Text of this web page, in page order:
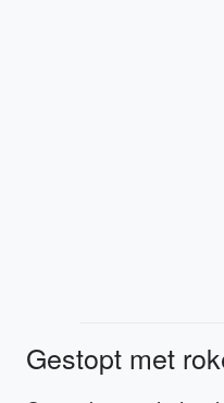
Gestopt met